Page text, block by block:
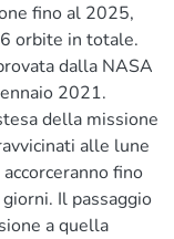
fino al 2025,
orbite in totale.
dalla NASA
2021.
della missione
alle lune
fino
Il passaggio
a quella